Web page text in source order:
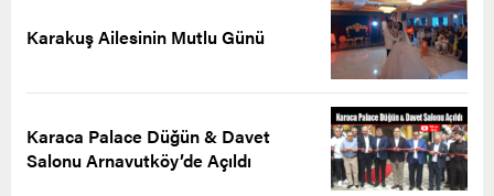
Karakuş Ailesinin Mutlu Günü
Karaca Palace Düğün & Davet
Salonu Arnavutköy’de Açıldı